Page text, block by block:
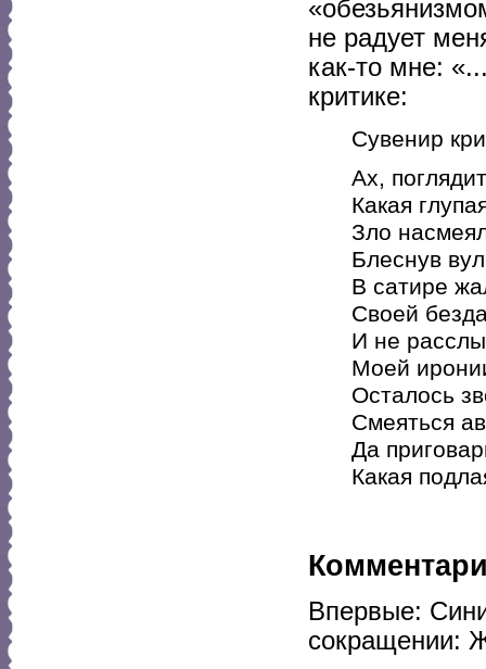
не радует
как-то мне:
критике:
Сувенир
Ах,
Какая
Зло
Блеснув
В сатире
Своей
И не
Моей
Осталось
Смеяться
Да
Какая
Впервые:
сокращении: